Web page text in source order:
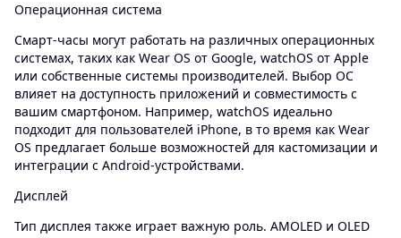
Операционная система
Смарт-часы могут работать на различных операционных
системах, таких как Wear OS от Google, watchOS от Apple
или собственные системы производителей. Выбор ОС
влияет на доступность приложений и совместимость с
вашим смартфоном. Например, watchOS идеально
подходит для пользователей iPhone, в то время как Wear
OS предлагает больше возможностей для кастомизации и
интеграции с Android-устройствами.
Дисплей
Тип дисплея также играет важную роль. AMOLED и OLED